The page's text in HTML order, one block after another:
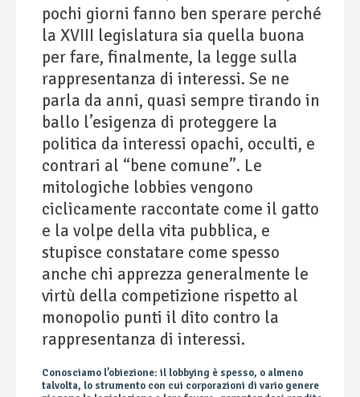
pochi giorni fanno ben sperare perché
la XVIII legislatura sia quella buona
per fare, finalmente, la legge sulla
rappresentanza di interessi. Se ne
parla da anni, quasi sempre tirando in
ballo l’esigenza di proteggere la
politica da interessi opachi, occulti, e
contrari al “bene comune”. Le
mitologiche lobbies vengono
ciclicamente raccontate come il gatto
e la volpe della vita pubblica, e
stupisce constatare come spesso
anche chi apprezza generalmente le
virtù della competizione rispetto al
monopolio punti il dito contro la
rappresentanza di interessi.
Conosciamo l’obiezione: il lobbying è spesso, o almeno
talvolta, lo strumento con cui corporazioni di vario genere